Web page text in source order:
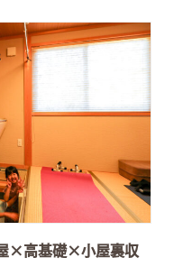
屋×高基礎×小屋裏収